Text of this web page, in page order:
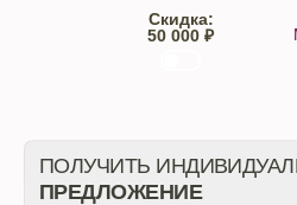
Скидка:
50 000 ₽
ПОЛУЧИТЬ
ПРЕДЛОЖЕНИЕ